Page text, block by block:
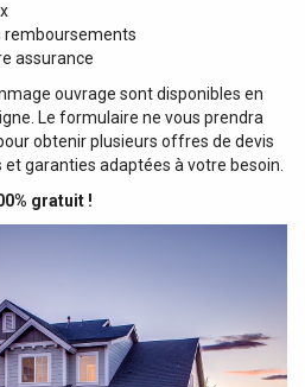
remboursements
assurance
ouvrage sont disponibles en
Le formulaire ne vous prendra
obtenir plusieurs offres de devis
garanties adaptées à votre besoin.
gratuit !